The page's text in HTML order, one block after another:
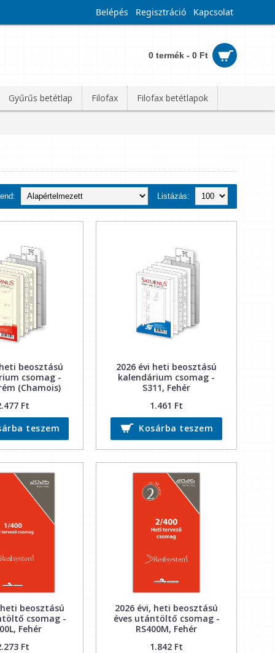
Belépés Regisztráció Kapcsolat
0 termék - 0 Ft
Gyűrűs betétlap Filofax Filofax betétlapok
Listázás:
beosztású
csomag -
(Chamois)
Ft
teszem
2026 évi heti beosztású
kalendárium csomag -
S311, Fehér
1.461 Ft
Kosárba teszem
beosztású
csomag -
Fehér
Ft
2026 évi, heti beosztású
éves utántöltő csomag -
RS400M, Fehér
1.842 Ft